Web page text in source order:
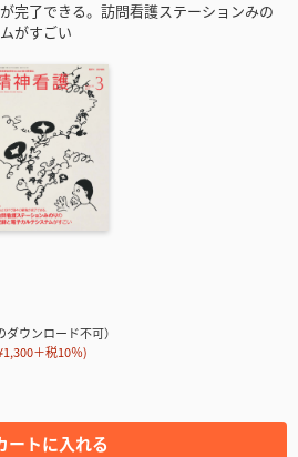
了できる。訪問看護ステーションみの
がすごい
ウンロード不可）
＋税10％)
ートに入れる